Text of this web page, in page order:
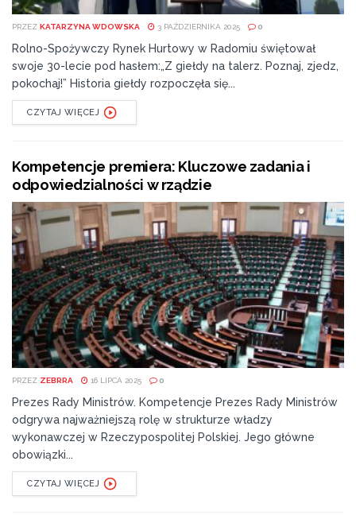
PRZEZ KATARZYNA WDOWSKA 3 PAŹDZIERNIKA 2025 0
Rolno-Spożywczy Rynek Hurtowy w Radomiu świętował
swoje 30-lecie pod hasłem:„Z giełdy na talerz. Poznaj, zjedz,
pokochaj!” Historia giełdy rozpoczęła się...
CZYTAJ WIĘCEJ
Kompetencje premiera: Kluczowe zadania i
odpowiedzialności w rządzie
PRZEZ ZEBRRA 16 LIPCA 2025 0
Prezes Rady Ministrów. Kompetencje Prezes Rady Ministrów
odgrywa najważniejszą rolę w strukturze władzy
wykonawczej w Rzeczypospolitej Polskiej. Jego główne
obowiązki...
CZYTAJ WIĘCEJ